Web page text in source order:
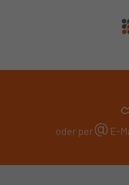
oder per E-